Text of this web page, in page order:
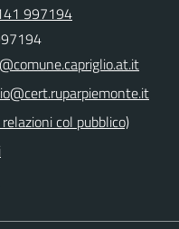
997194
col pubblico)